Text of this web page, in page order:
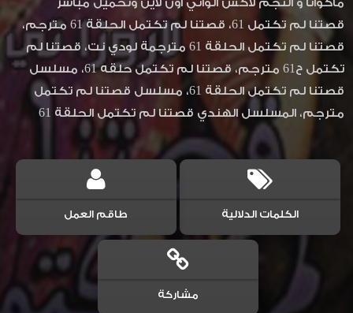
قصتنا لم تكتمل 61، قصتنا لم تكتمل الحلقة 61 مترجم،
قصتنا لم تكتمل الحلقة 61 مترجمة لودي نت، قصتنا لم
تكتمل ح61 مترجم، قصتنا لم تكتمل حلقه 61، مسلسل
قصتنا لم تكتمل الحلقة 61، مسلسل قصتنا لم تكتمل
مترجم، المسلسل الهندي قصتنا لم تكتمل الحلقة 61
الكلمات الدلالية طاقم العمل
مشاركة